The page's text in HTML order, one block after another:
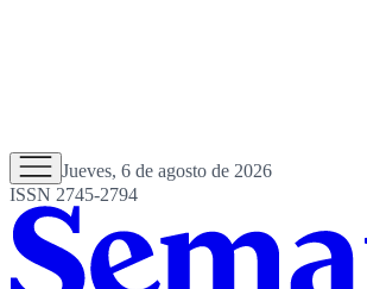
Jueves, 6 de agosto de 2026
ISSN 2745-2794